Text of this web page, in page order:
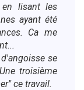
en lisant les
ayant été
Ca me
se
troisième
ce travail.